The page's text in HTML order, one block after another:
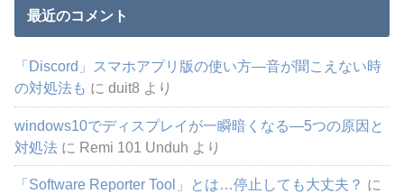
最近のコメント
「Discord」スマホアプリ版の使い方―音が聞こえない時
の対処法も にduit8 より
windows10でディスプレイが一瞬暗くなる―5つの原因と
対処法 に Remi 101 Unduh より
「Software Reporter Tool」とは…停止しても大丈夫？ に